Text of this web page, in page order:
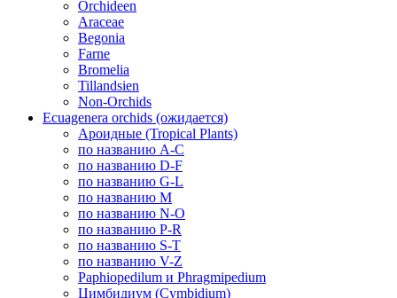
Orchideen
Araceae
Begonia
Farne
Bromelia
Tillandsien
Non-Orchids
Ecuagenera orchids (ожидается)
Ароидные (Tropical Plants)
по названию A-C
по названию D-F
по названию G-L
по названию M
по названию N-O
по названию P-R
по названию S-T
по названию V-Z
Paphiopedilum и Phragmipedium
Цимбидиум (Cymbidium)